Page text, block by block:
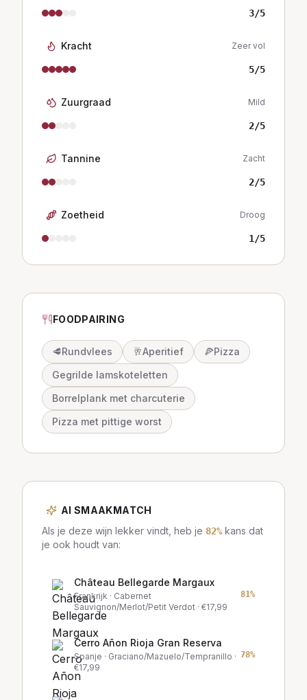
3/5
Kracht Zeer vol
5/5
Zuurgraad Mild
2/5
Tannine Zacht
2/5
Zoetheid Droog
1 /5
FOODPAIRING
🥩Rundvlees 🥂Aperitief 🍕Pizza
Gegrilde lamskoteletten
Borrelplank met charcuterie
Pizza met pittige worst
AI SMAAKMATCH
Als je deze wijn lekker vindt, heb je 82%kans dat
je ook houdt van:
Château Bellegarde Margaux
Frankrijk · Cabernet
Sauvignon/Merlot/Petit Verdot · €17,99
81%
Cerro Añon Rioja Gran Reserva
Spanje · Graciano/Mazuelo/Tempranillo ·
€17,99
78%